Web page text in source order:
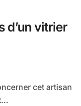
d’un vitrier